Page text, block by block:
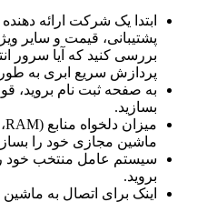
ابتدا یک شرکت ارائه
پشتیبانی، قیمت‌ و سایر
بررسی کنید که آیا سرور
پردازش سریع ابری به طور
به صفحه ثبت نام بروید،
بسازید.
ماشین مجازی خود را
سیستم عامل منتخب خود را
بروید.
اینک برای اتصال به